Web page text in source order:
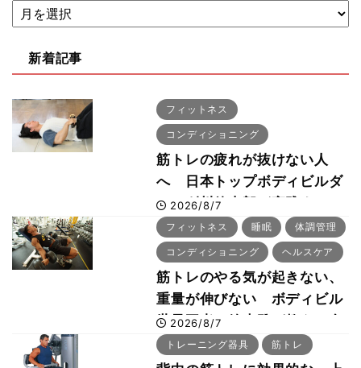
新着記事
フィットネス
コンディショニング
筋トレの疲れが抜けない人
へ 日本トップボディビルダ
ー・刈川啓志郎が実践する
「回復習慣」
2026/8/7
フィットネス 睡眠 体調管理
コンディショニング ヘルスケア
筋トレのやる気が起きない、
重量が伸びない ボディビル
世界王者・鈴木雅が教える食
事・睡眠・呼吸の整え方
2026/8/7
トレーニング器具 筋トレ